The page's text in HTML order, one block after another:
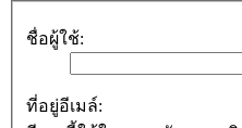
ชื่อผู้ใช้:
ที่อยู่อีเมล์: